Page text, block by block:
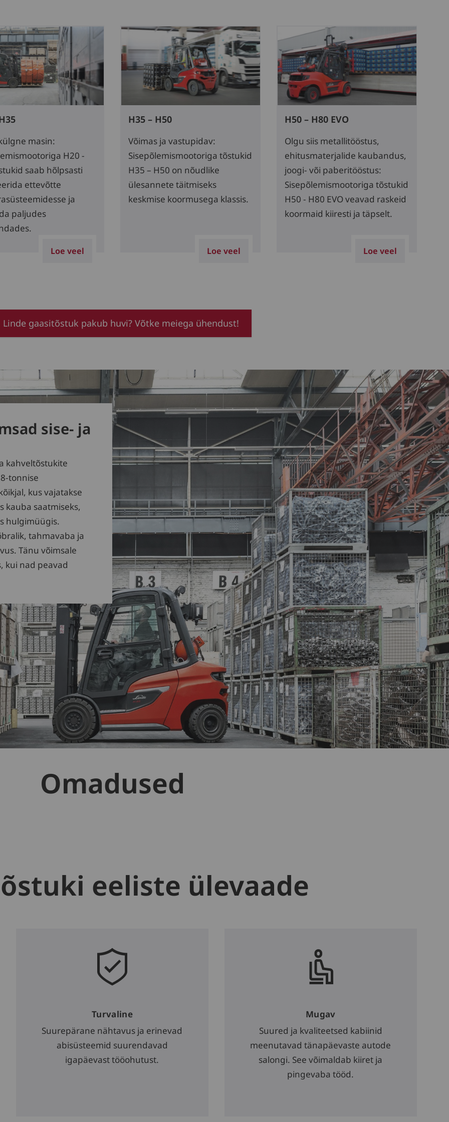
masin:
H20 -
saab hõlpsasti
ettevõtte
ja
paljudes
Loe veel
H35 – H50
Võimas ja vastupidav:
Sisepõlemismootoriga tõstukid
H35 – H50 on nõudlike
ülesannete täitmiseks
keskmise koormusega klassis.
Loe veel
H50 – H80 EVO
Olgu siis metallitööstus,
ehitusmaterjalide kaubandus,
joogi- või paberitööstus:
Sisepõlemismootoriga tõstukid
H50 - H80 EVO veavad raskeid
koormaid kiiresti ja täpselt.
Loe veel
Linde gaasitõstuk pakub huvi? Võtke meiega ühendust!
sise- ja
kahveltõstukite
tonnise
kus vajatakse
kauba saatmiseks,
hulgimüügis.
tahmavaba ja
Tänu võimsale
kui nad peavad
Omadused
eeliste ülevaade
Turvaline
Suurepärane nähtavus ja erinevad
abisüsteemid suurendavad
igapäevast tööohutust.
Mugav
Suured ja kvaliteetsed kabiinid
meenutavad tänapäevaste autode
salongi. See võimaldab kiiret ja
pingevaba tööd.